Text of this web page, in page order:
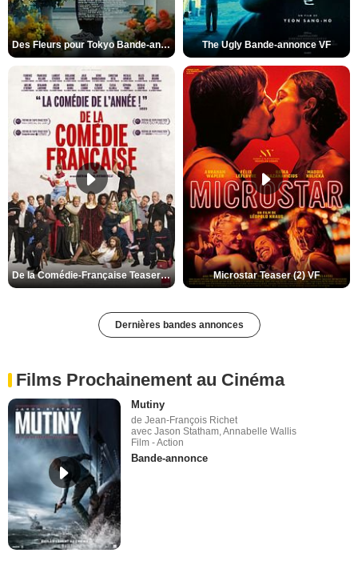
Des Fleurs pour Tokyo Bande-annonce VO STFR The Ugly Bande-annonce VF
De la Comédie-Française Teaser (3) VF Microstar Teaser (2) VF
Dernières bandes annonces
Films Prochainement au Cinéma
Mutiny
de Jean-François Richet
avec Jason Statham, Annabelle Wallis
Film - Action
Bande-annonce